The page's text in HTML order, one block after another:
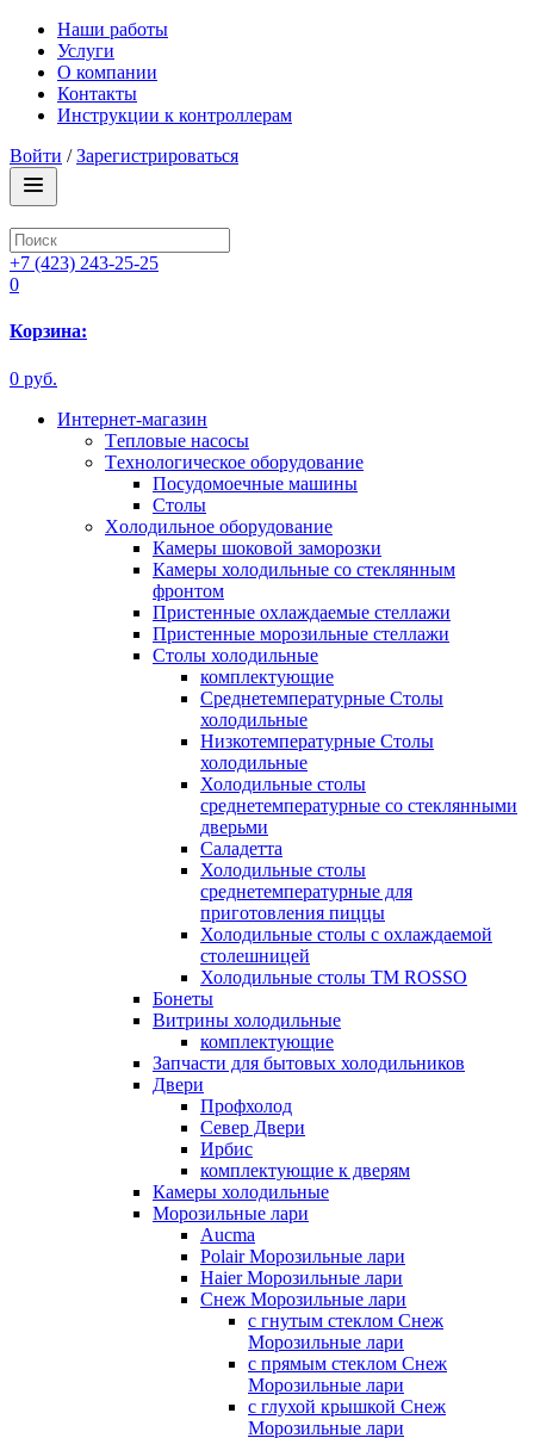
Наши работы
Услуги
О компании
Контакты
Инструкции к контроллерам
Войти /Зарегистрироваться
+7 (423) 243-25-25
0
Корзина:
0 руб.
Интернет-магазин
Tепловые насосы
Tехнологическое оборудование
Посудомоечные машины
Столы
Xолодильное оборудование
Камеры шоковой заморозки
Камеры холодильные со стеклянным
фронтом
Пристенные охлаждаемые стеллажи
Пристенные морозильные стеллажи
Столы холодильные
комплектующие
Среднетемпературные Столы
холодильные
Низкотемпературные Столы
холодильные
Холодильные столы
среднетемпературные со стеклянными
дверьми
Саладетта
Холодильные столы
среднетемпературные для
приготовления пиццы
Холодильные столы с охлаждаемой
столешницей
Холодильные столы ТМ ROSSO
Бонеты
Витрины холодильные
комплектующие
Запчасти для бытовых холодильников
Двери
Профхолод
Север Двери
Ирбис
комплектующие к дверям
Камеры холодильные
Морозильные лари
Aucma
Polair Морозильные лари
Haier Морозильные лари
Снеж Морозильные лари
с гнутым стеклом Снеж
Морозильные лари
с прямым стеклом Снеж
Морозильные лари
с глухой крышкой Снеж
Морозильные лари